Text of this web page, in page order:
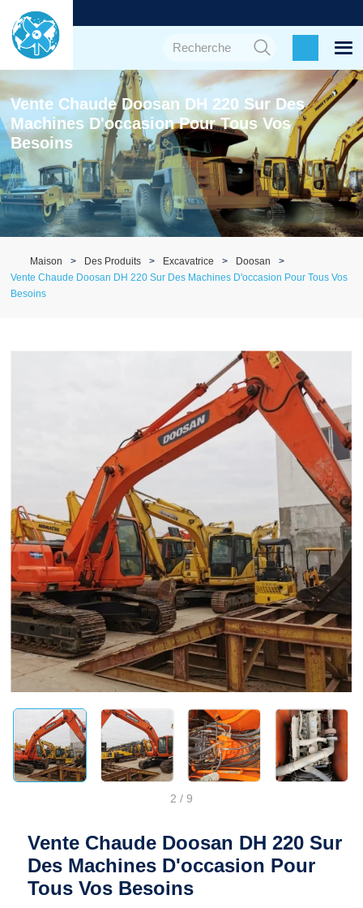
Vente Chaude Doosan DH 220 Sur Des
Machines D'occasion Pour Tous Vos
Besoins
Maison Des Produits Excavatrice
Doosan
Vente Chaude Doosan DH 220 Sur Des Machines D'occasion Pour Tous Vos
Besoins
2 / 9
Vente Chaude Doosan DH 220 Sur
Des Machines D'occasion Pour
Tous Vos Besoins